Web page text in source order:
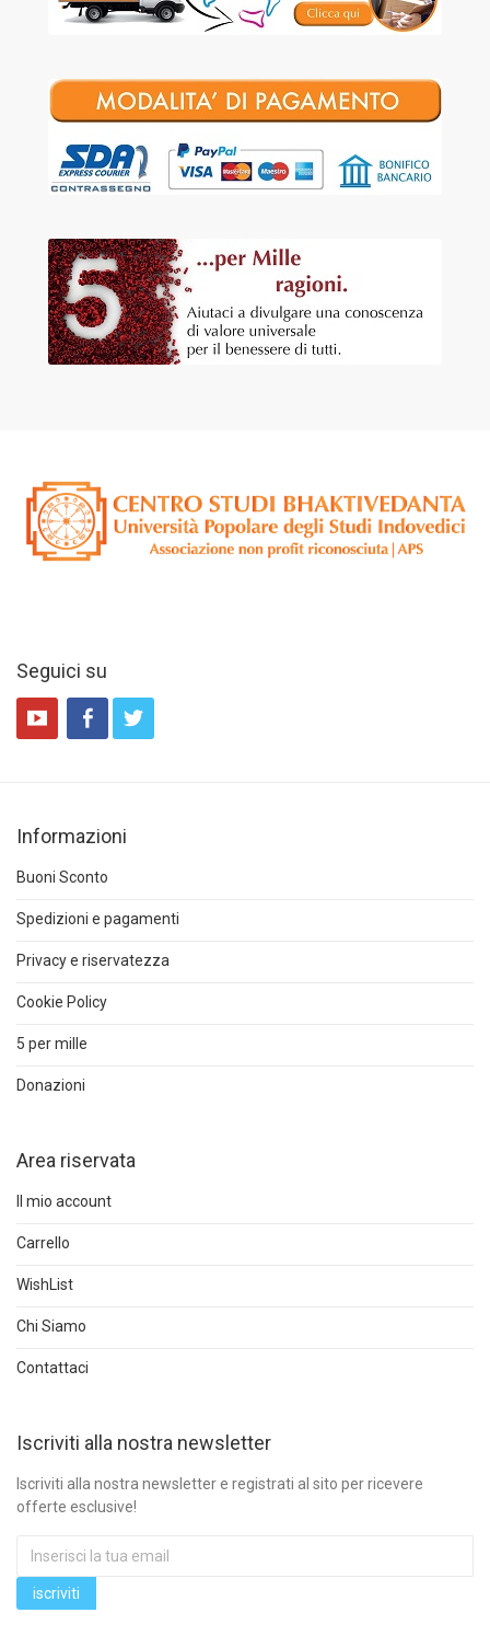
Seguici su
Informazioni
Buoni Sconto
Spedizioni e pagamenti
Privacy e riservatezza
Cookie Policy
5 per mille
Donazioni
Area riservata
Il mio account
Carrello
WishList
Chi Siamo
Contattaci
Iscriviti alla nostra newsletter
Iscriviti alla nostra newsletter e registrati al sito per ricevere
offerte esclusive!